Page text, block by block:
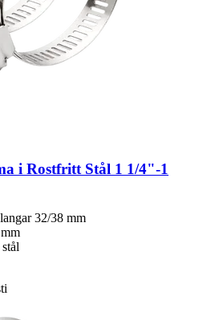
i Rostfritt Stål 1 1/4"-​1
32/38 mm